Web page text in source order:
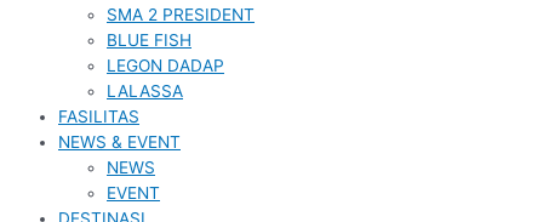
SMA 2 PRESIDENT
BLUE FISH
LEGON DADAP
LALASSA
FASILITAS
NEWS & EVENT
NEWS
EVENT
DESTINASI